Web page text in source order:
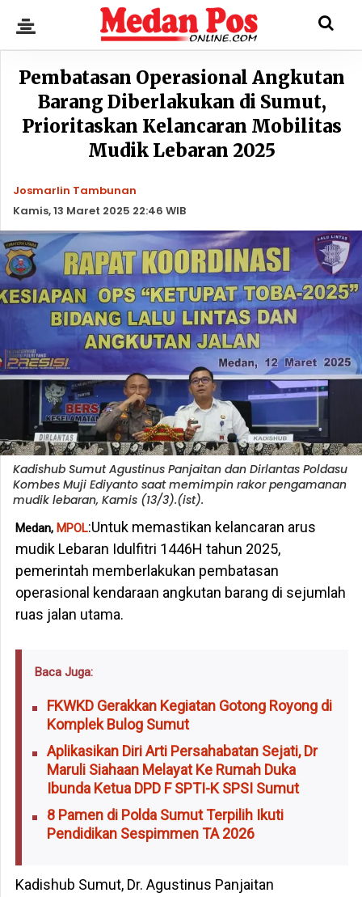
Pembatasan Operasional Angkutan
Barang Diberlakukan di Sumut,
Prioritaskan Kelancaran Mobilitas
Mudik Lebaran 2025
Josmarlin Tambunan
Kamis, 13 Maret 2025 22:46 WIB
Kadishub Sumut Agustinus Panjaitan dan Dirlantas Poldasu
Kombes Muji Ediyanto saat memimpin rakor pengamanan
mudik lebaran, Kamis (13/3).(ist).
Medan, MPOL:Untuk memastikan kelancaran arus
mudik Lebaran Idulfitri 1446H tahun 2025,
pemerintah memberlakukan pembatasan
operasional kendaraan angkutan barang di sejumlah
ruas jalan utama.
Baca Juga:
FKWKD Gerakkan Kegiatan Gotong Royong di
Komplek Bulog Sumut
Aplikasikan Diri Arti Persahabatan Sejati, Dr
Maruli Siahaan Melayat Ke Rumah Duka
Ibunda Ketua DPD F SPTI-K SPSI Sumut
8 Pamen di Polda Sumut Terpilih Ikuti
Pendidikan Sespimmen TA 2026
Kadishub Sumut, Dr. Agustinus Panjaitan